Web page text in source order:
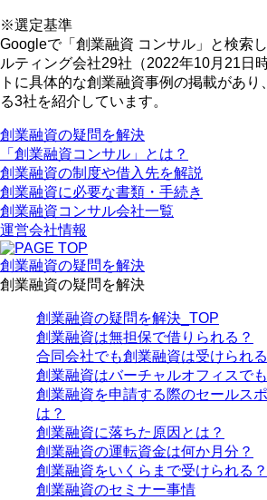
※選定基準
Googleで「創業融資 コンサル」と検索
ルティング会社29社（2022年10月21日
トに具体的な創業融資事例の掲載があ
る3社を紹介しています。
創業融資の疑問を解決
「創業融資コンサル」とは？
創業融資の制度や借入先を解説
創業融資に必要な書類・手続き
創業融資コンサル会社一覧
運営会社情報
創業融資の疑問を解決
創業融資の疑問を解決
創業融資の疑問を解決_TOP
創業融資は無担保で借りられる？
合同会社でも創業融資は受けられ
創業融資はバーチャルオフィスで
創業融資を申請する際のセールス
は？
創業融資に落ちた原因とは？
創業融資の運転資金は何か月分？
創業融資をいくらまで受けられる？
創業融資のセミナー事情